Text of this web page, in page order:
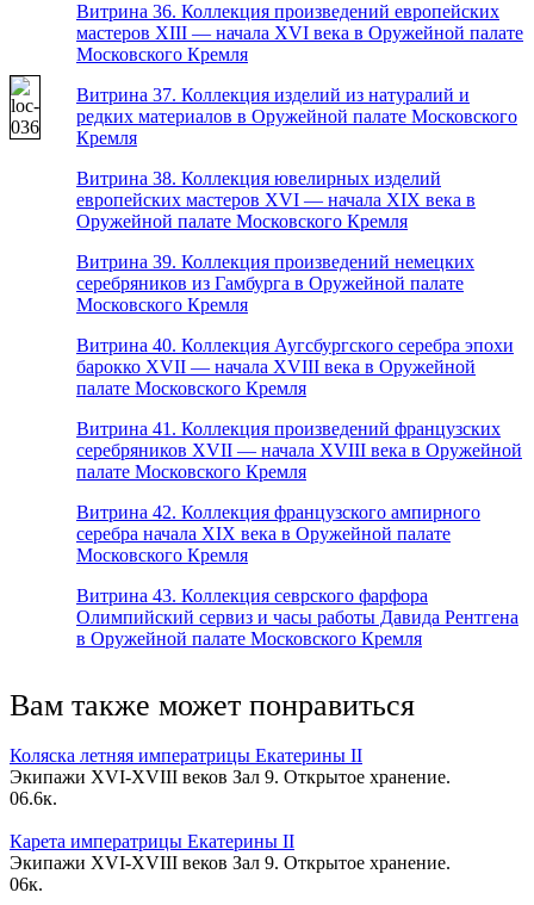
Витрина 36. Коллекция произведений европейских
мастеров XIII — начала XVI века в Оружейной палате
Московского Кремля
Витрина 37. Коллекция изделий из натуралий и
редких материалов в Оружейной палате Московского
Кремля
Витрина 38. Коллекция ювелирных изделий
европейских мастеров XVI — начала XIX века в
Оружейной палате Московского Кремля
Витрина 39. Коллекция произведений немецких
серебряников из Гамбурга в Оружейной палате
Московского Кремля
Витрина 40. Коллекция Аугсбургского серебра эпохи
барокко XVII — начала XVIII века в Оружейной
палате Московского Кремля
Витрина 41. Коллекция произведений французских
серебряников XVII — начала XVIII века в Оружейной
палате Московского Кремля
Витрина 42. Коллекция французского ампирного
серебра начала XIX века в Оружейной палате
Московского Кремля
Витрина 43. Коллекция севрского фарфора
Олимпийский сервиз и часы работы Давида Рентгена
в Оружейной палате Московского Кремля
Вам также может понравиться
Коляска летняя императрицы Екатерины II
Экипажи XVI-XVIII веков Зал 9. Открытое хранение.
06.6к.
Карета императрицы Екатерины II
Экипажи XVI-XVIII веков Зал 9. Открытое хранение.
06к.